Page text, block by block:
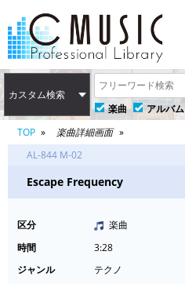
カスタム検索
楽曲
アルバム
TOP
楽曲詳細画面
AL-844 M-02
Escape Frequency
区分
楽曲
時間
3:28
ジャンル
テクノ